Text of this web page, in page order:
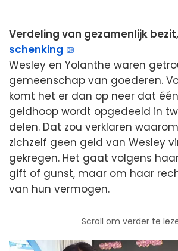
Verdeling van gezamenlijk
schenking
Wesley en Yolanthe waren
gemeenschap van goederen.
komt het er dan op neer dat
geldhoop wordt opgedeeld in
delen. Dat zou verklaren
zichzelf geen geld van Wesley
gekregen. Het gaat volgens
gift of gunst, maar om haar
van hun vermogen.
Scroll om verder te